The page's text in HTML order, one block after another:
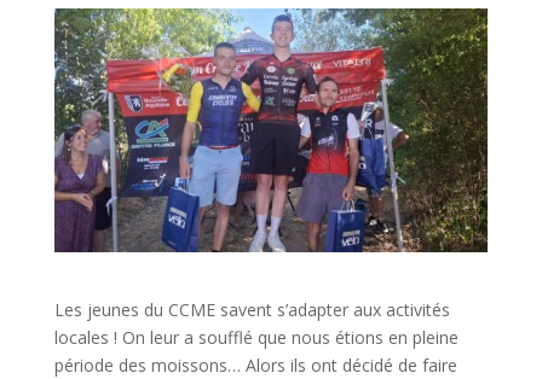
Les jeunes du CCME savent s’adapter aux activités
locales ! On leur a soufflé que nous étions en pleine
période des moissons… Alors ils ont décidé de faire